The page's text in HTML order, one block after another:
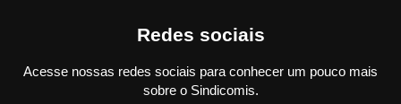
Redes sociais
Acesse nossas redes sociais para conhecer um pouco mais
sobre o Sindicomis.